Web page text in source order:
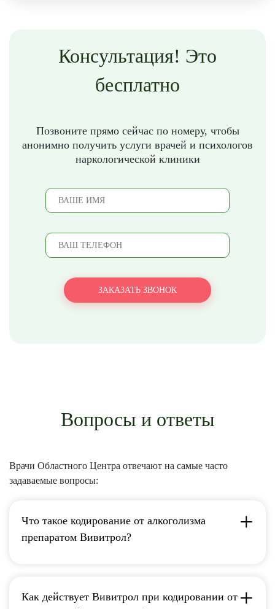
Консультация! Это
бесплатно
Позвоните прямо сейчас по номеру, чтобы
анонимно получить услуги врачей и психологов
наркологической клиники
Вопросы и ответы
Врачи Областного Центра отвечают на самые часто
задаваемые вопросы:
Что такое кодирование от алкоголизма
препаратом Вивитрол?
Как действует Вивитрол при кодировании от